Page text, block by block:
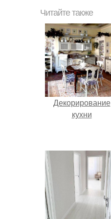
Читайте также
Декорирование
кухни